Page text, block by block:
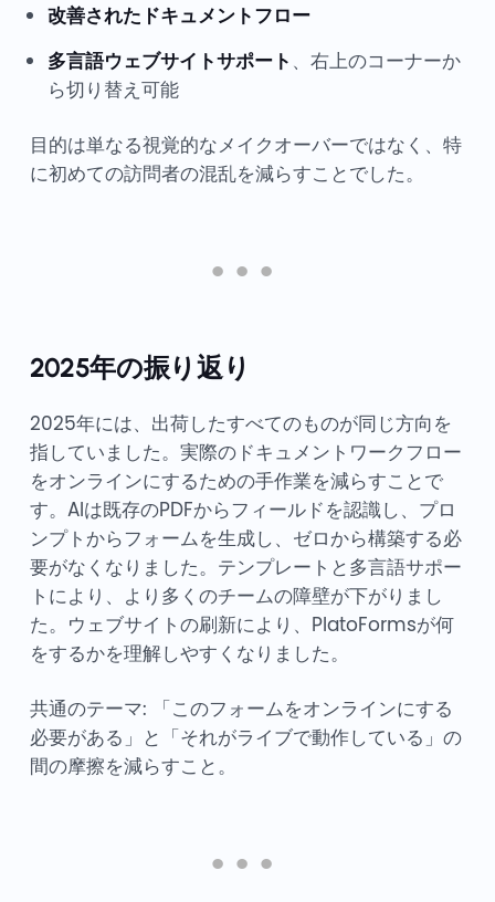
改善されたドキュメントフロー
多言語ウェブサイトサポート 、右上のコーナーか
ら切り替え可能
目的は単なる視覚的なメイクオーバーではなく、特
に初めての訪問者の混乱を減らすことでした。
2025年の振り返り
2025年には、出荷したすべてのものが同じ方向を
指していました。実際のドキュメントワークフロー
をオンラインにするための手作業を減らすことで
す。AIは既存のPDFからフィールドを認識し、プロ
ンプトからフォームを生成し、ゼロから構築する必
要がなくなりました。テンプレートと多言語サポー
トにより、より多くのチームの障壁が下がりまし
た。ウェブサイトの刷新により、PlatoFormsが何
をするかを理解しやすくなりました。
共通のテーマ: 「このフォームをオンラインにする
必要がある」と「それがライブで動作している」の
間の摩擦を減らすこと。